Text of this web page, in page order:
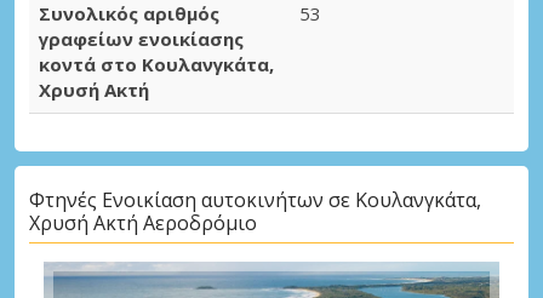
Συνολικός αριθμός
γραφείων ενοικίασης
κοντά στο Κουλανγκάτα,
Χρυσή Ακτή
53
Φτηνές Ενοικίαση αυτοκινήτων σε Κουλανγκάτα,
Χρυσή Ακτή Αεροδρόμιο